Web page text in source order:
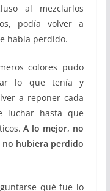
al mezclarlos
podía volver a
había perdido.
colores pudo
lo que tenía y
a reponer cada
luchar hasta que
A lo mejor, no
hubiera perdido
qué fue lo